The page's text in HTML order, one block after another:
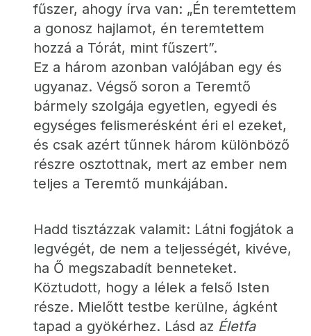
fűszer, ahogy írva van: „Én teremtettem
a gonosz hajlamot, én teremtettem
hozzá a Tórát, mint fűszert”.
Ez a három azonban valójában egy és
ugyanaz. Végső soron a Teremtő
bármely szolgája egyetlen, egyedi és
egységes felismerésként éri el ezeket,
és csak azért tűnnek három különböző
részre osztottnak, mert az ember nem
teljes a Teremtő munkájában.
Hadd tisztázzak valamit: Látni fogjátok a
legvégét, de nem a teljességét, kivéve,
ha Ő megszabadít benneteket.
Köztudott, hogy a lélek a felső Isten
része. Mielőtt testbe kerülne, ágként
tapad a gyökérhez. Lásd az Életfa